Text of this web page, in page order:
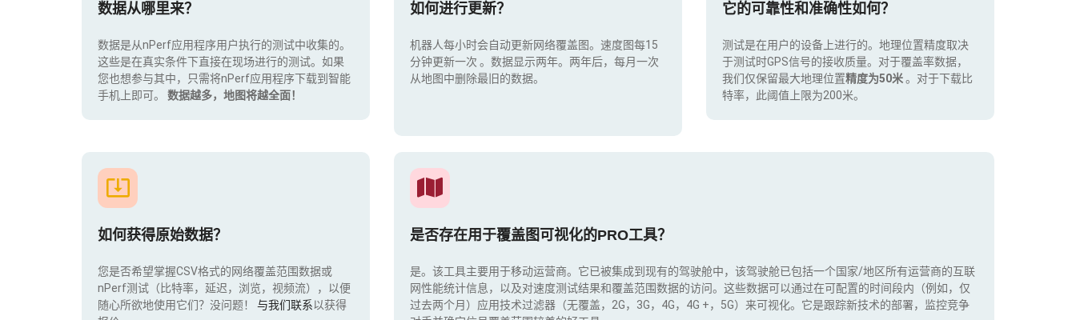
数据从哪里来？
数据是从nPerf应用程序用户执行的测试中收集的。
这些是在真实条件下直接在现场进行的测试。如果
您也想参与其中，只需将nPerf应用程序下载到智能
手机上即可。 数据越多，地图将越全面！
如何进行更新？
机器人每小时会自动更新网络覆盖图。速度图每15
分钟更新一次 。数据显示两年。两年后，每月一次
从地图中删除最旧的数据。
它的可靠性和准确性如何？
测试是在用户的设备上进行的。地理位置精度取决
于测试时GPS信号的接收质量。对于覆盖率数据，
我们仅保留最大地理位置精度为50米。对于下载比
特率，此阈值上限为200米。
如何获得原始数据？
您是否希望掌握CSV格式的网络覆盖范围数据或
nPerf测试（比特率，延迟，浏览，视频流），以便
随心所欲地使用它们？没问题！ 与我们联系以获得
是否存在用于覆盖图可视化的PRO工具？
是。该工具主要用于移动运营商。它已被集成到现有的驾驶舱中，该驾驶舱已包括一个国家/地区所有运营商的互联
网性能统计信息，以及对速度测试结果和覆盖范围数据的访问。这些数据可以通过在可配置的时间段内（例如，仅
过去两个月）应用技术过滤器（无覆盖，2G，3G，4G，4G +，5G）来可视化。它是跟踪新技术的部署，监控竞争